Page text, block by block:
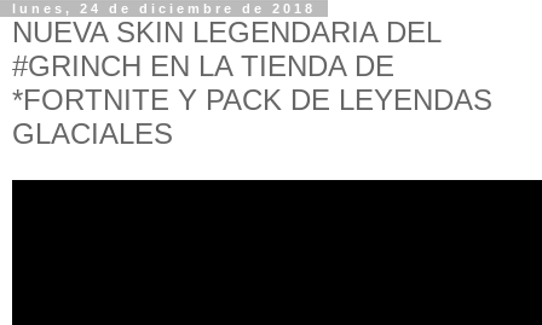
lunes, 24 de diciembre de 2018
NUEVA SKIN LEGENDARIA DEL
#GRINCH EN LA TIENDA DE
*FORTNITE Y PACK DE LEYENDAS
GLACIALES